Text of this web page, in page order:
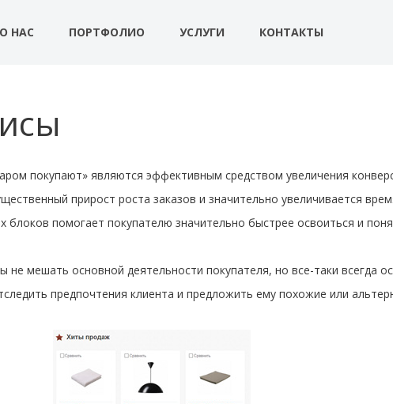
О НАС ПОРТФОЛИО УСЛУГИ КОНТАКТЫ
покупают» являются эффективным средством увеличения
прирост роста заказов и значительно увеличивается
помогает покупателю значительно быстрее освоиться и
мешать основной деятельности покупателя, но все-таки всегда
предпочтения клиента и предложить ему похожие или